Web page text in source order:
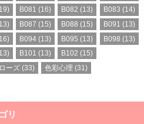
B081 (16) B082 (13) B083 (14)
B087 (15) B088 (15) B091 (13)
B094 (13) B095 (13) B098 (13)
B101 (13) B102 (15)
ーズ (33) 色彩心理 (31)
リ